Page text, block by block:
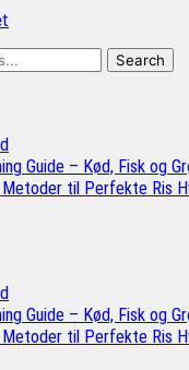
Guide – Kød, Fisk og
Metoder til Perfekte Ris
Guide – Kød, Fisk og
Metoder til Perfekte Ris